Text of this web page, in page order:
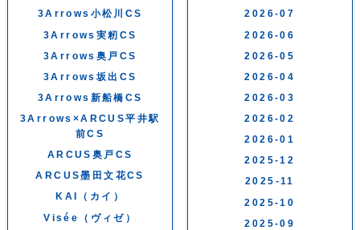
3Arrows小松川CS
3Arrows実籾CS
3Arrows奥戸CS
3Arrows坂出CS
3Arrows新船橋CS
3Arrows×ARCUS平井駅
前CS
ARCUS奥戸CS
ARCUS墨田文花CS
KAI（カイ）
Visée（ヴィゼ）
2026-07
2026-06
2026-05
2026-04
2026-03
2026-02
2026-01
2025-12
2025-11
2025-10
2025-09